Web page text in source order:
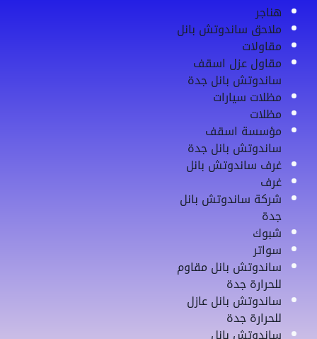
هناجر
ملاحق ساندوتش بانل
مقاولات
مقاول عزل اسقف
ساندوتش بانل جدة
مظلات سيارات
مظلات
مؤسسة اسقف
ساندوتش بانل جدة
غرف ساندوتش بانل
غرف
شركة ساندوتش بانل
جدة
شبوك
سواتر
ساندوتش بانل مقاوم
للحرارة جدة
ساندوتش بانل عازل
للحرارة جدة